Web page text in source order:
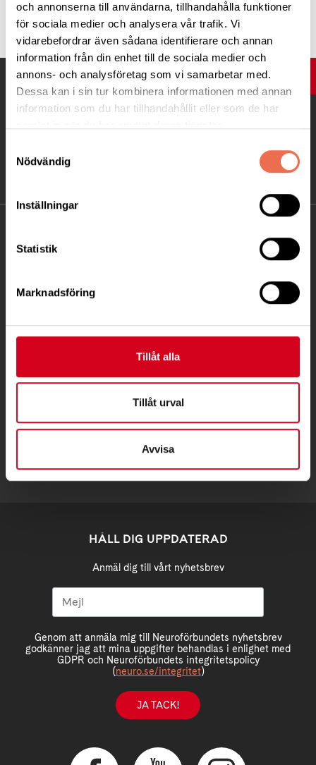
och annonserna till användarna, tillhandahålla funktioner
för sociala medier och analysera vår trafik. Vi
vidarebefordrar även sådana identifierare och annan
information från din enhet till de sociala medier och
annons- och analysföretag som vi samarbetar med.
Dessa kan i sin tur kombinera informationen med annan
information som du har tillhandahållit eller som de har
Nödvändig
Inställningar
Statistik
Marknadsföring
Tillåt alla
Tillåt urval
Avvisa
Tipsa
Telefon:08 - 720 29 40
Postadress:
Samma som besöksadress
HÅLL DIG UPPDATERAD
Anmäl dig till vårt nyhetsbrev
Genom att anmäla mig till Neuroförbundets nyhetsbrev
godkänner jag att mina uppgifter behandlas i enlighet med
GDPR och Neuroförbundets integritetspolicy
(neuro.se/integritet)
JA TACK!